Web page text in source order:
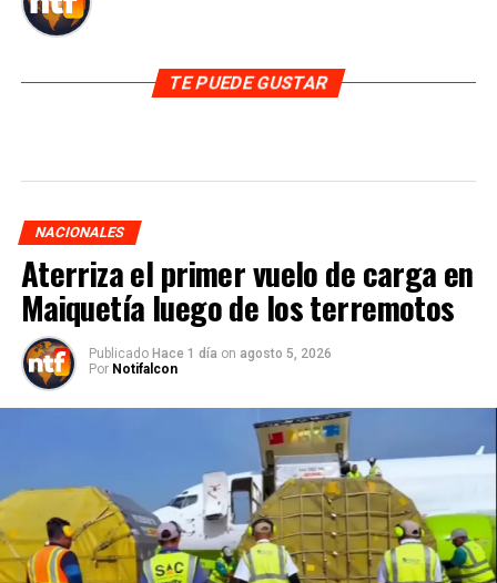
TE PUEDE GUSTAR
NACIONALES
Aterriza el primer vuelo de carga en
Maiquetía luego de los terremotos
Publicado Hace 1 día on agosto 5, 2026
Por Notifalcon